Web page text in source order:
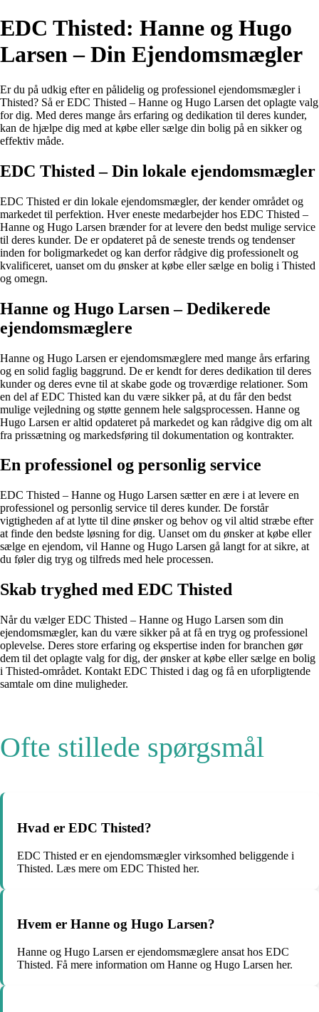
EDC Thisted: Hanne og Hugo
Larsen – Din Ejendomsmægler
Er du på udkig efter en pålidelig og professionel ejendomsmægler i
Thisted? Så er EDC Thisted – Hanne og Hugo Larsen det oplagte valg
for dig. Med deres mange års erfaring og dedikation til deres kunder,
kan de hjælpe dig med at købe eller sælge din bolig på en sikker og
effektiv måde.
EDC Thisted – Din lokale ejendomsmægler
EDC Thisted er din lokale ejendomsmægler, der kender området og
markedet til perfektion. Hver eneste medarbejder hos EDC Thisted –
Hanne og Hugo Larsen brænder for at levere den bedst mulige service
til deres kunder. De er opdateret på de seneste trends og tendenser
inden for boligmarkedet og kan derfor rådgive dig professionelt og
kvalificeret, uanset om du ønsker at købe eller sælge en bolig i Thisted
og omegn.
Hanne og Hugo Larsen – Dedikerede
ejendomsmæglere
Hanne og Hugo Larsen er ejendomsmæglere med mange års erfaring
og en solid faglig baggrund. De er kendt for deres dedikation til deres
kunder og deres evne til at skabe gode og troværdige relationer. Som
en del af EDC Thisted kan du være sikker på, at du får den bedst
mulige vejledning og støtte gennem hele salgsprocessen. Hanne og
Hugo Larsen er altid opdateret på markedet og kan rådgive dig om alt
fra prissætning og markedsføring til dokumentation og kontrakter.
En professionel og personlig service
EDC Thisted – Hanne og Hugo Larsen sætter en ære i at levere en
professionel og personlig service til deres kunder. De forstår
vigtigheden af at lytte til dine ønsker og behov og vil altid stræbe efter
at finde den bedste løsning for dig. Uanset om du ønsker at købe eller
sælge en ejendom, vil Hanne og Hugo Larsen gå langt for at sikre, at
du føler dig tryg og tilfreds med hele processen.
Skab tryghed med EDC Thisted
Når du vælger EDC Thisted – Hanne og Hugo Larsen som din
ejendomsmægler, kan du være sikker på at få en tryg og professionel
oplevelse. Deres store erfaring og ekspertise inden for branchen gør
dem til det oplagte valg for dig, der ønsker at købe eller sælge en bolig
i Thisted-området. Kontakt EDC Thisted i dag og få en uforpligtende
samtale om dine muligheder.
Ofte stillede spørgsmål
Hvad er EDC Thisted?
EDC Thisted er en ejendomsmægler virksomhed beliggende i
Thisted. Læs mere om EDC Thisted her.
Hvem er Hanne og Hugo Larsen?
Hanne og Hugo Larsen er ejendomsmæglere ansat hos EDC
Thisted. Få mere information om Hanne og Hugo Larsen her.